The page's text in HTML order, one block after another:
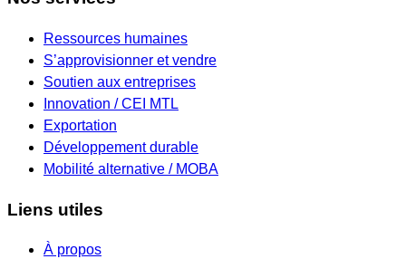
Ressources humaines
S’approvisionner et vendre
Soutien aux entreprises
Innovation / CEI MTL
Exportation
Développement durable
Mobilité alternative / MOBA
Liens utiles
À propos